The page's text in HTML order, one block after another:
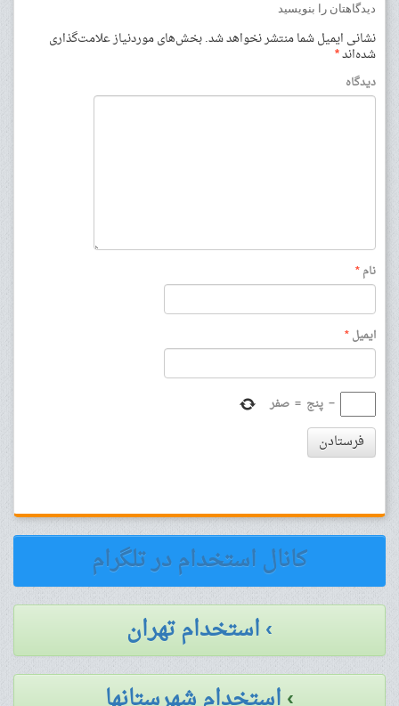
دیدگاهتان را بنویسید
نشانی ایمیل شما منتشر نخواهد شد.بخش‌های موردنیاز علامت‌گذاری
شده‌اند*
دیدگاه
نام*
ایمیل*
− پنج = صفر
فرستادن
کانال استخدام در تلگرام
› استخدام تهران